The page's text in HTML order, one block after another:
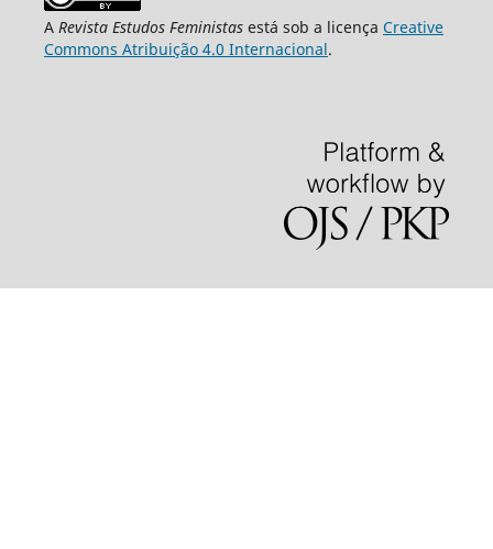
A Revista Estudos Feministasestá sob a licença Creative
Commons Atribuição 4.0 Internacional.